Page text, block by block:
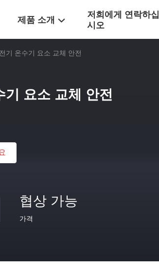
제품 소개
저희에게 연락하십
시오
기 온수기 요소 교체 안전
요소 교체 안전
협상 가능
가격